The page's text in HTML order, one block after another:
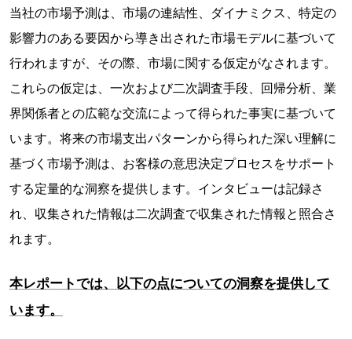
当社の市場予測は、市場の連結性、ダイナミクス、特定の
影響力のある要因から導き出された市場モデルに基づいて
行われますが、その際、市場に関する仮定がなされます。
これらの仮定は、一次および二次調査手段、回帰分析、業
界関係者との広範な交流によって得られた事実に基づいて
います。将来の市場支出パターンから得られた深い理解に
基づく市場予測は、お客様の意思決定プロセスをサポート
する定量的な洞察を提供します。インタビューは記録さ
れ、収集された情報は二次調査で収集された情報と照合さ
れます。
本レポートでは、以下の点についての洞察を提供して
います。